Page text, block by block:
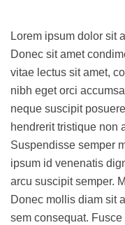
Lorem ipsum dolor sit
Donec sit amet
vitae lectus sit amet,
nibh eget orci
neque suscipit
hendrerit tristique non
Suspendisse semper
ipsum id venenatis
arcu suscipit semper.
Donec mollis diam sit
sem consequat.